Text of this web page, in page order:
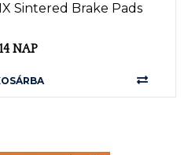
Sintered Brake Pads
NAP